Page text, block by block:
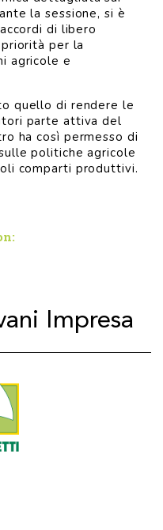
la sessione, si è
di libero
per la
agricole e
quello di rendere le
parte attiva del
ha così permesso di
politiche agricole
comparti produttivi.
Impresa